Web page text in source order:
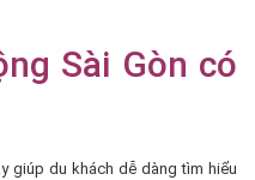
Sài Gòn có
giúp du khách dễ dàng tìm hiểu